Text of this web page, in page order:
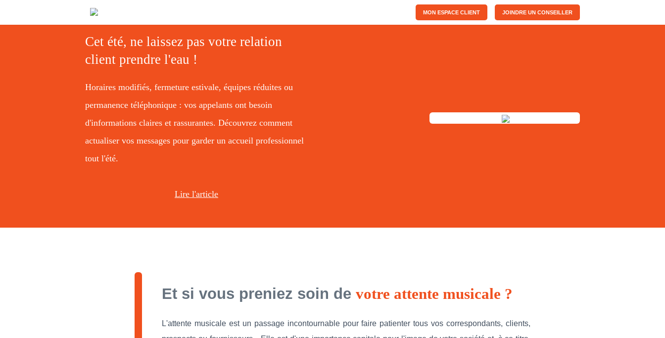
MON ESPACE CLIENT JOINDRE UN CONSEILLER
Cet été, ne laissez pas votre relation
client prendre l'eau !
Horaires modifiés, fermeture estivale, équipes réduites ou
permanence téléphonique : vos appelants ont besoin
d'informations claires et rassurantes. Découvrez comment
actualiser vos messages pour garder un accueil professionnel
tout l'été.
Lire l'article
Et si vous preniez soin de votre attente musicale ?
L'attente musicale est un passage incontournable pour faire patienter tous vos correspondants, clients,